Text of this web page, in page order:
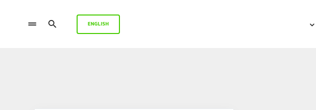
ENGLISH